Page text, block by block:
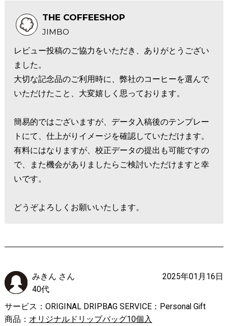
THE COFFEESHOP
JIMBO
レビュー投稿のご協力をいただき、ありがとうござい
ました。
大切な記念品のご利用時に、弊社のコーヒーを選んで
いただけたこと、大変嬉しく思っております。
簡易的ではございますが、データ入稿後のテンプレー
トにて、仕上がりイメージを確認していただけます。
有料にはなりますが、校正データの提出も可能ですの
で、また機会がありましたらご検討いただけますと幸
いです。
どうぞよろしくお願いいたします。
みきん さん
40代
サービス：ORIGINAL DRIPBAG SERVICE：Personal Gift
商品： オリジナルドリップバッグ10個入
2025年01月16日